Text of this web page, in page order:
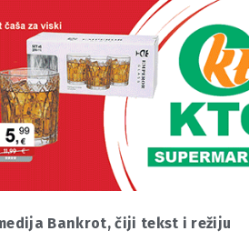
Bankrot, čiji tekst i režiju